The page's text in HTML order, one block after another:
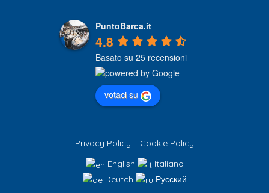
PuntoBarca.it
4.8
Basato su 25 recensioni
votaci su
Privacy Policy – Cookie Policy
English
Italiano
Deutch
Русский